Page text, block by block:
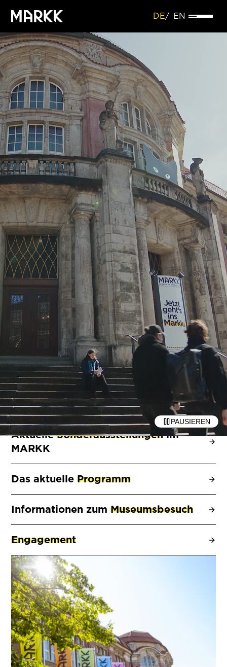
DE EN
PAUSIEREN
AktuelleSonderausstellungenim
MARKK
Das aktuelleProgramm
Informationen zumMuseumsbesuch
Engagement